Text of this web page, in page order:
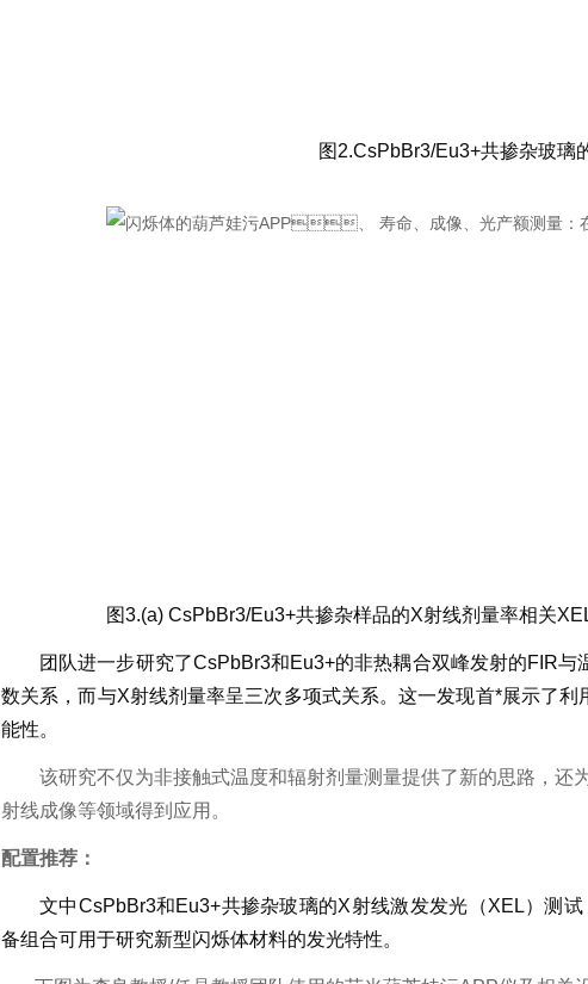
图 2.CsPbBr3/Eu3+共掺杂玻璃
图3.(a) CsPbBr3/Eu3+共掺杂样品的X射线剂量率相关XEL谱
团队进一步研究了CsPbBr3和Eu3+的非热耦合双峰发射的FIR与
数关系，而与X射线剂量率呈三次多项式关系。这一发现首*展示了利
能性。
该研究不仅为非接触式温度和辐射剂量测量提供了新的思路，还
射线成像等领域得到应用。
配置推荐：
文中CsPbBr3和Eu3+共掺杂玻璃的X射线激发发光（XEL）测试
备组合可用于研究新型闪烁体材料的发光特性。